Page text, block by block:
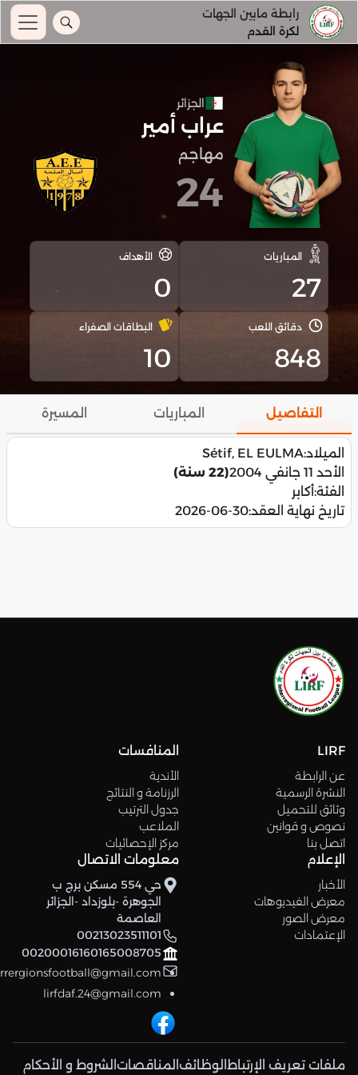
رابطة مابين الجهات
لكرة القدم
الجزائر
عراب أمير
مهاجم
24
المباريات
27
الأهداف
0
دقائق اللعب
848
البطاقات الصفراء
10
التفاصيل المباريات المسيرة
الميلاد:Sétif, EL EULMA
الأحد 11 جانفي 2004
(22 سنة)
الفئة:أكابر
تاريخ نهاية العقد:2026-06-30
LIRF
عن الرابطة
النشرة الرسمية
وثائق للتحميل
نصوص و قوانين
اتصل بنا
المنافسات
الأندية
الرزنامة و النتائج
جدول الترتيب
الملاعب
مركز الإحصائيات
الإعلام
الأخبار
معرض الفيديوهات
معرض الصور
الإعتمادات
معلومات الاتصال
حي 554 مسكن برج ب
الجوهرة -بلوزداد -الجزائر
العاصمة
00213023511101
00200016160165008705
lirfdaf.24@gmail.com
ملفات تعريف الإرتباط الوظائف المناقصات الشروط و الأحكام